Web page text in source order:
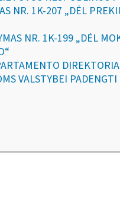
NR. 1K-207 „DĖL
NR. 1K-199 „DĖL
VALSTYBEI